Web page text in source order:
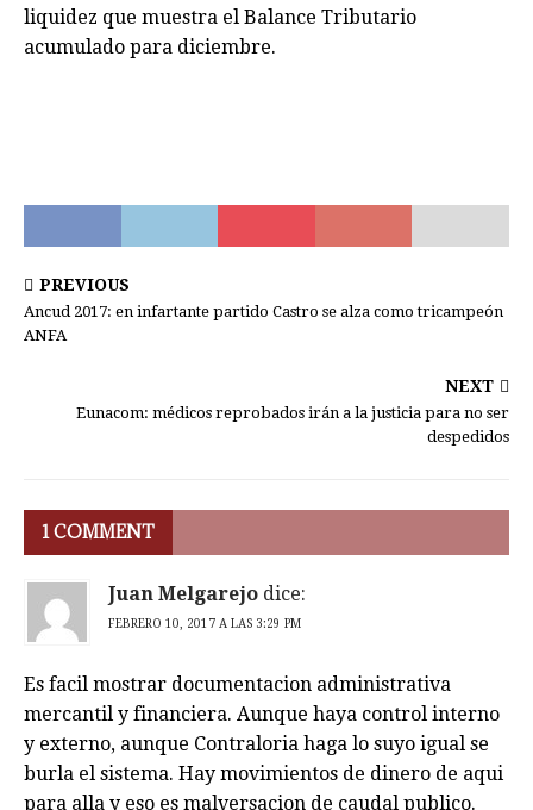
liquidez que muestra el Balance Tributario
acumulado para diciembre.
PREVIOUS
Ancud 2017: en infartante partido Castro se alza como tricampeón
ANFA
NEXT
Eunacom: médicos reprobados irán a la justicia para no ser
despedidos
1 COMMENT
Juan Melgarejo dice:
FEBRERO 10, 2017 A LAS 3:29 PM
Es facil mostrar documentacion administrativa
mercantil y financiera. Aunque haya control interno
y externo, aunque Contraloria haga lo suyo igual se
burla el sistema. Hay movimientos de dinero de aqui
para alla y eso es malversacion de caudal publico.